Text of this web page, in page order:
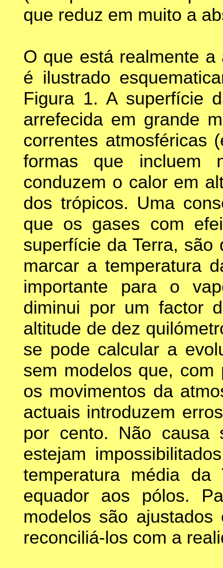
que reduz em muito a
O que está realmente a
é ilustrado
Figura 1. A superfície
arrefecida em grande
correntes atmosféricas
formas que incluem
conduzem o calor em
dos trópicos. Uma
que os gases com
superfície da Terra, são
marcar a temperatura
importante para o
diminui por um factor
altitude de dez
se pode calcular a
sem modelos que, com
os movimentos da
actuais introduzem
por cento. Não causa
estejam
temperatura média
equador aos pólos.
modelos são
reconciliá-los com a